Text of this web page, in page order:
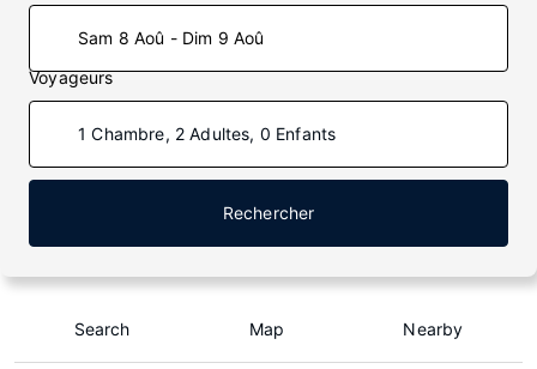
Sam 8 Aoû - Dim 9 Aoû
Voyageurs
1 Chambre, 2 Adultes, 0 Enfants
Rechercher
Search Map Nearby